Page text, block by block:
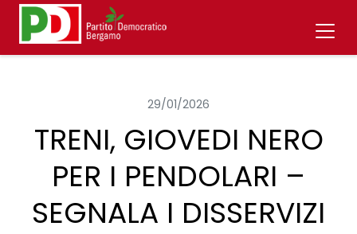
29/01/2026
TRENI, GIOVEDI NERO
PER I PENDOLARI –
SEGNALA I DISSERVIZI